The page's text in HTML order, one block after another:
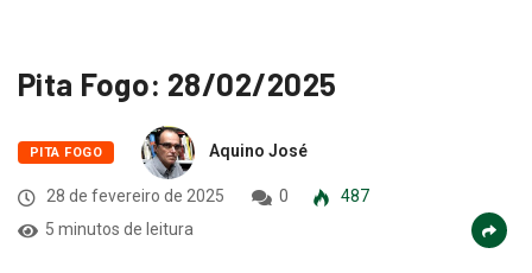
Pita Fogo: 28/02/2025
PITA FOGO Aquino José
28 de fevereiro de 2025 0
487
5 minutos de leitura